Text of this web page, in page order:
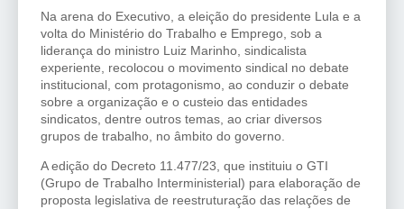
Na arena do Executivo, a eleição do presidente Lula e a
volta do Ministério do Trabalho e Emprego, sob a
liderança do ministro Luiz Marinho, sindicalista
experiente, recolocou o movimento sindical no debate
institucional, com protagonismo, ao conduzir o debate
sobre a organização e o custeio das entidades
sindicatos, dentre outros temas, ao criar diversos
grupos de trabalho, no âmbito do governo.
A edição do Decreto 11.477/23, que instituiu o GTI
(Grupo de Trabalho Interministerial) para elaboração de
proposta legislativa de reestruturação das relações de